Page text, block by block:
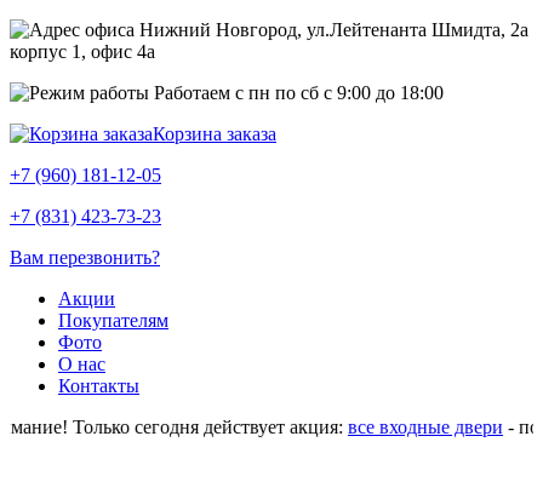
Нижний Новгород, ул.Лейтенанта Шмидта, 2а
корпус 1, офис 4a
Работаем с пн по сб с 9:00 до 18:00
Корзина заказа
+7 (960) 181-12-05
+7 (831) 423-73-23
Вам перезвонить?
Акции
Покупателям
Фото
О нас
Контакты
Только сегодня действует акция:все входные двери- по